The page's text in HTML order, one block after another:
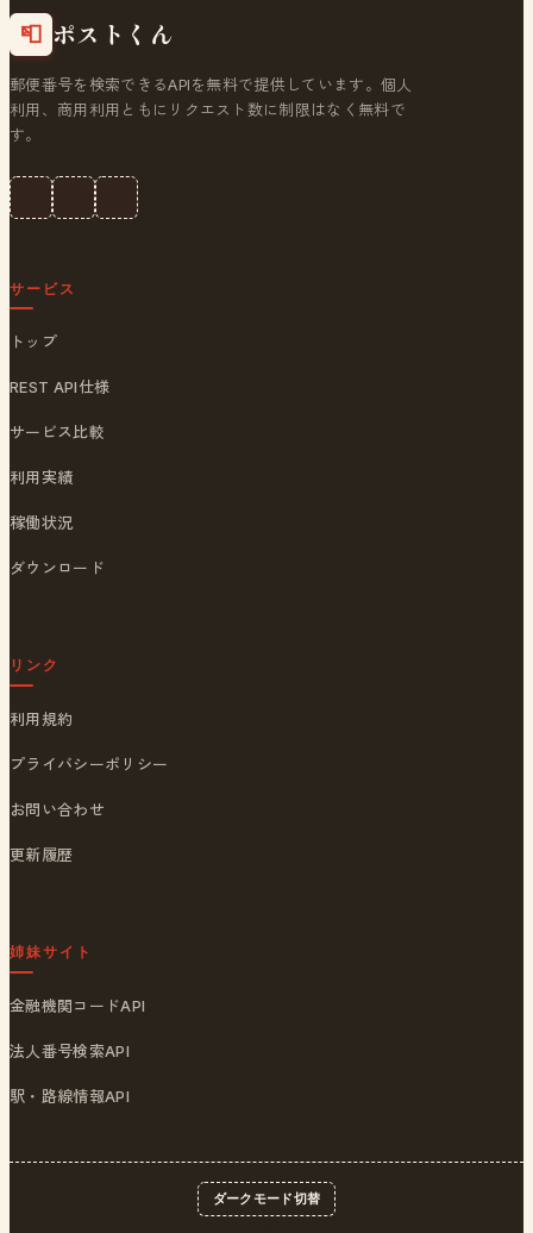
📮 ポストくん
郵便番号を検索できるAPIを無料で提供しています。個人
利用、商用利用ともにリクエスト数に制限はなく無料で
す。
サービス
トップ
REST API仕様
サービス比較
利用実績
稼働状況
ダウンロード
リンク
利用規約
プライバシーポリシー
お問い合わせ
更新履歴
姉妹サイト
金融機関コードAPI
法人番号検索API
駅・路線情報API
ダークモード切替